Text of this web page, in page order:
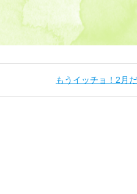
もうイッチョ！2月